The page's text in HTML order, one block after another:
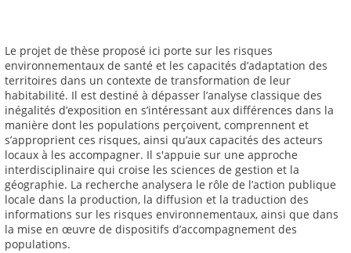
Le projet de thèse proposé ici porte sur les risques
environnementaux de santé et les capacités d’adaptation des
territoires dans un contexte de transformation de leur
habitabilité. Il est destiné à dépasser l’analyse classique des
inégalités d’exposition en s’intéressant aux différences dans la
manière dont les populations perçoivent, comprennent et
s’approprient ces risques, ainsi qu’aux capacités des acteurs
locaux à les accompagner. Il s'appuie sur une approche
interdisciplinaire qui croise les sciences de gestion et la
géographie. La recherche analysera le rôle de l’action publique
locale dans la production, la diffusion et la traduction des
informations sur les risques environnementaux, ainsi que dans
la mise en œuvre de dispositifs d’accompagnement des
populations.